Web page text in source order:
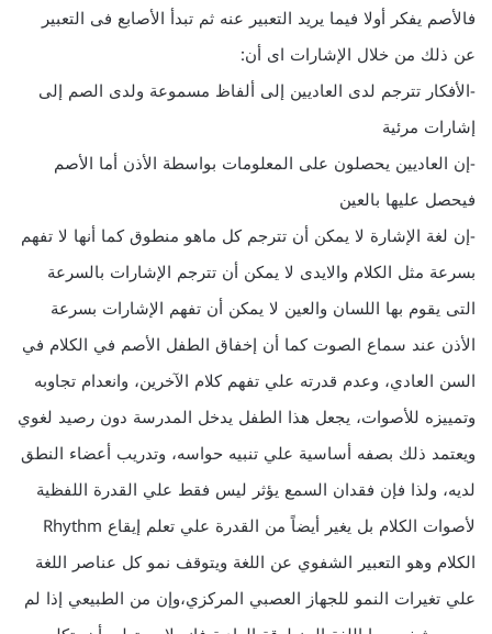
فالأصم يفكر أولا فيما يريد التعبير عنه ثم تبدأ الأصابع فى التعبير
عن ذلك من خلال الإشارات اى أن:
-الأفكار تترجم لدى العاديين إلى ألفاظ مسموعة ولدى الصم إلى
إشارات مرئية
-إن العاديين يحصلون على المعلومات بواسطة الأذن أما الأصم
فيحصل عليها بالعين
-إن لغة الإشارة لا يمكن أن تترجم كل ماهو منطوق كما أنها لا تفهم
بسرعة مثل الكلام والايدى لا يمكن أن تترجم الإشارات بالسرعة
التى يقوم بها اللسان والعين لا يمكن أن تفهم الإشارات بسرعة
الأذن عند سماع الصوت كما أن إخفاق الطفل الأصم في الكلام في
السن العادي، وعدم قدرته علي تفهم كلام الآخرين، وانعدام تجاوبه
وتمييزه للأصوات، يجعل هذا الطفل يدخل المدرسة دون رصيد لغوي
ويعتمد ذلك بصفه أساسية علي تنبيه حواسه، وتدريب أعضاء النطق
لديه، ولذا فإن فقدان السمع يؤثر ليس فقط علي القدرة اللفظية
لأصوات الكلام بل يغير أيضاً من القدرة علي تعلم إيقاع Rhythm
الكلام وهو التعبير الشفوي عن اللغة ويتوقف نمو كل عناصر اللغة
علي تغيرات النمو للجهاز العصبي المركزي،وإن من الطبيعي إذا لم